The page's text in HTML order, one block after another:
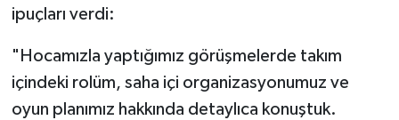
ipuçları verdi:
"Hocamızla yaptığımız görüşmelerde takım
içindeki rolüm, saha içi organizasyonumuz ve
oyun planımız hakkında detaylıca konuştuk.